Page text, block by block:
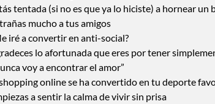
tentada (si no es que ya lo hiciste) a hornear un
mucho a tus amigos
iré a convertir en anti-social?
lo afortunada que eres por tener
voy a encontrar el amor”
online se ha convertido en tu deporte
a sentir la calma de vivir sin prisa